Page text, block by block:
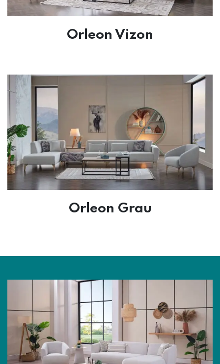
Orleon Vizon
Orleon Grau